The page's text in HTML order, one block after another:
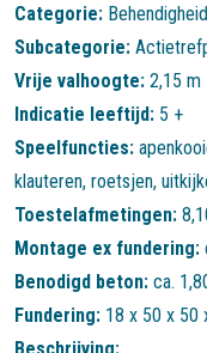
Categorie:
Subcategorie:
Vrije valhoogte: 2,15 m
Indicatie leeftijd: 5 +
Speelfuncties:
klauteren, roetsjen,
Toestelafmetingen:
Montage ex fundering:
Benodigd beton: ca.
Fundering: 18 x 50 x 50